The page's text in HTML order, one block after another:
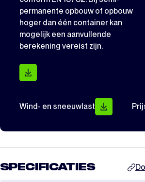
permanente opbouw of opbouw
hoger dan één container kan
mogelijk een aanvullende
berekening vereist zijn.
Wind- en sneeuwlast
SPECIFICATIES